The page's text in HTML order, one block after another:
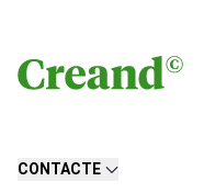
CONTACTE